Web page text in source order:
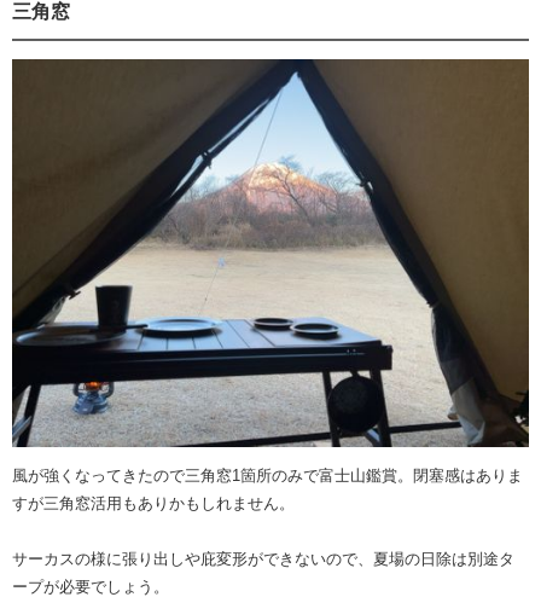
三角窓
風が強くなってきたので三角窓1箇所のみで富士山鑑賞。閉塞感はありま
すが三角窓活用もありかもしれません。
サーカスの様に張り出しや庇変形ができないので、夏場の日除は別途タ
ープが必要でしょう。